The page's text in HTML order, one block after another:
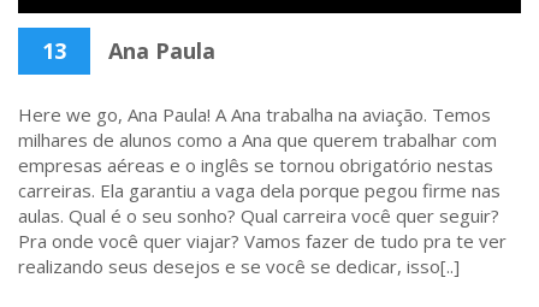
13 Ana Paula
Here we go, Ana Paula! A Ana trabalha na aviação. Temos
milhares de alunos como a Ana que querem trabalhar com
empresas aéreas e o inglês se tornou obrigatório nestas
carreiras. Ela garantiu a vaga dela porque pegou firme nas
aulas. Qual é o seu sonho? Qual carreira você quer seguir?
Pra onde você quer viajar? Vamos fazer de tudo pra te ver
realizando seus desejos e se você se dedicar, isso[..]